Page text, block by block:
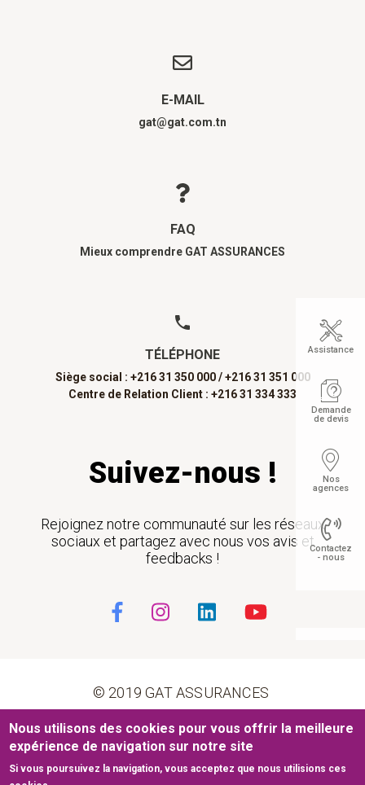
E-MAIL
gat@gat.com.tn
FAQ
Mieux comprendre GAT ASSURANCES
TÉLÉPHONE
Siège social : +216 31 350 000 / +216 31 351 000
Centre de Relation Client : +216 31 334 333
Suivez-nous !
Rejoignez notre communauté sur les réseaux
sociaux et partagez avec nous vos avis et
feedbacks !
© 2019 GAT ASSURANCES
Pied de page
Conditions générales d’utilisation
Mentions légales Plan du site
Assistance
Demande
de devis
Nos
agences
Contactez
- nous
Nous utilisons des cookies pour vous offrir la meilleure
expérience de navigation sur notre site
Si vous poursuivez la navigation, vous acceptez que nous utilisions ces